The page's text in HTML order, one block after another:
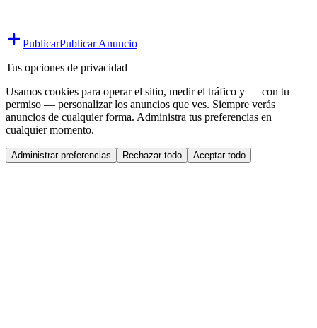
PublicarPublicar Anuncio
Tus opciones de privacidad
Usamos cookies para operar el sitio, medir el tráfico y — con tu
permiso — personalizar los anuncios que ves. Siempre verás
anuncios de cualquier forma. Administra tus preferencias en
cualquier momento.
Administrar preferencias Rechazar todo Aceptar todo